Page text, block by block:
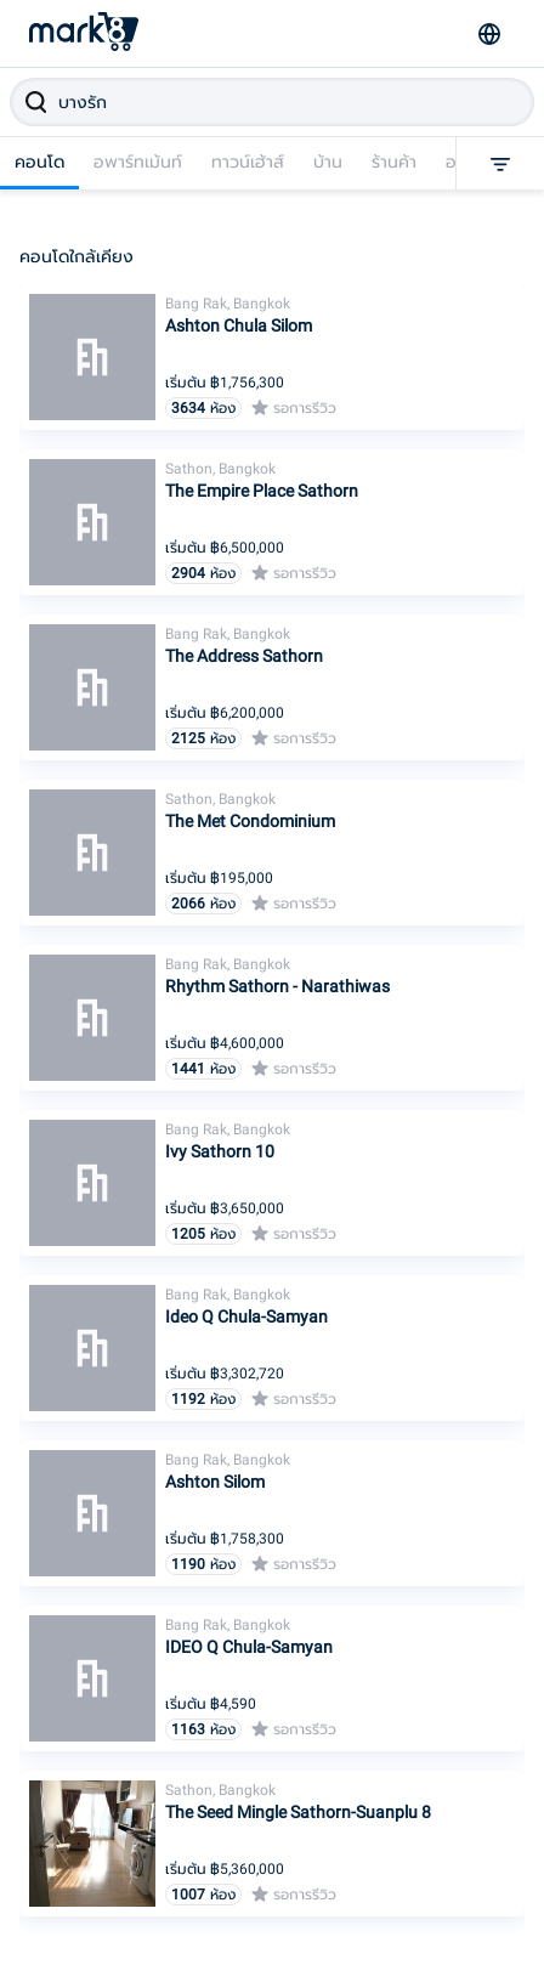
คอนโด อพาร์ทเม้นท์ ทาวน์เฮ้าส์ บ้าน ร้านค้า อาคารพาณิช
คอนโดใกล้เคียง
Bang Rak, Bangkok
Ashton Chula Silom
เริ่มต้น ฿1,756,300
3634 ห้อง รอการรีวิว
Sathon, Bangkok
The Empire Place Sathorn
เริ่มต้น ฿6,500,000
2904 ห้อง รอการรีวิว
Bang Rak, Bangkok
The Address Sathorn
เริ่มต้น ฿6,200,000
2125 ห้อง รอการรีวิว
Sathon, Bangkok
The Met Condominium
เริ่มต้น ฿195,000
2066 ห้อง รอการรีวิว
Bang Rak, Bangkok
Rhythm Sathorn - Narathiwas
เริ่มต้น ฿4,600,000
1441 ห้อง รอการรีวิว
Bang Rak, Bangkok
Ivy Sathorn 10
เริ่มต้น ฿3,650,000
1205 ห้อง รอการรีวิว
Bang Rak, Bangkok
Ideo Q Chula-Samyan
เริ่มต้น ฿3,302,720
1192 ห้อง รอการรีวิว
Bang Rak, Bangkok
Ashton Silom
เริ่มต้น ฿1,758,300
1190 ห้อง รอการรีวิว
Bang Rak, Bangkok
IDEO Q Chula-Samyan
เริ่มต้น ฿4,590
1163 ห้อง รอการรีวิว
Sathon, Bangkok
The Seed Mingle Sathorn-Suanplu 8
เริ่มต้น ฿5,360,000
1007 ห้อง รอการรีวิว